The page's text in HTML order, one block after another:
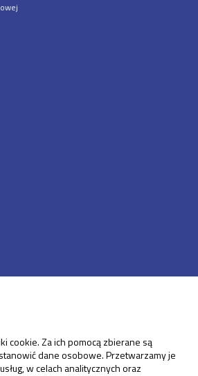
cookie. Za ich pomocą zbierane są
dane osobowe. Przetwarzamy je
w celach analitycznych oraz